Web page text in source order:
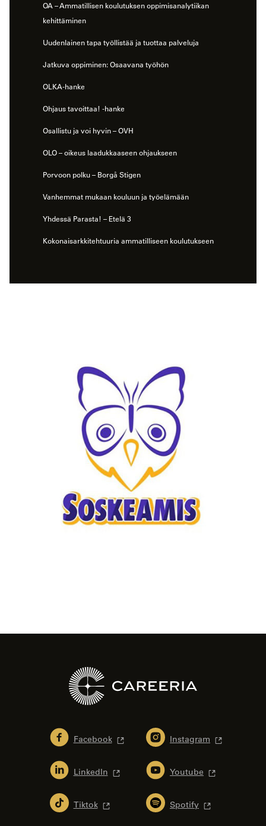
OA – Ammatillisen koulutuksen oppimisanalytiikan
kehittäminen
Uudenlainen tapa työllistää ja tuottaa palveluja
Jatkuva oppiminen: Osaavana työhön
OLKA-hanke
Ohjaus tavoittaa! -hanke
Osallistu ja voi hyvin – OVH
OLO – oikeus laadukkaaseen ohjaukseen
Porvoon polku – Borgå Stigen
Vanhemmat mukaan kouluun ja työelämään
Yhdessä Parasta! – Etelä 3
Kokonaisarkkitehtuuria ammatilliseen koulutukseen
Facebook Instagram
LinkedIn Youtube
Tiktok Spotify